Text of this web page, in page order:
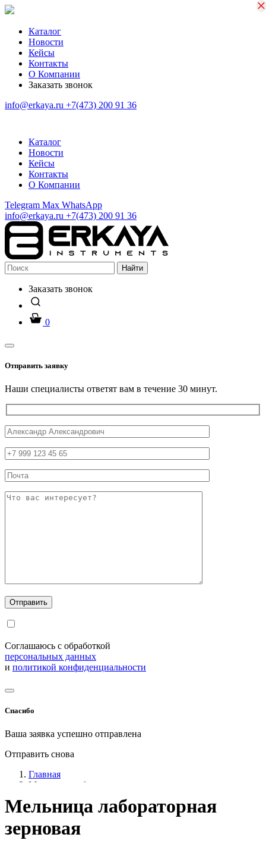
Каталог
Новости
Кейсы
Контакты
О Компании
Заказать звонок
info@erkaya.ru +7(473) 200 91 36
Каталог
Новости
Кейсы
Контакты
О Компании
Telegram Max WhatsApp
info@erkaya.ru +7(473) 200 91 36
Найти
Заказать звонок
0
Отправить заявку
Наши специалисты ответят вам в течение 30 минут.
Соглашаюсь с обработкой
персональных данных
и политикой конфиденциальности
Спасибо
Ваша заявка успешно отправлена
Отправить снова
Главная
Мельница лабораторная зерновая
Мельница лабораторная
зерновая
×
×